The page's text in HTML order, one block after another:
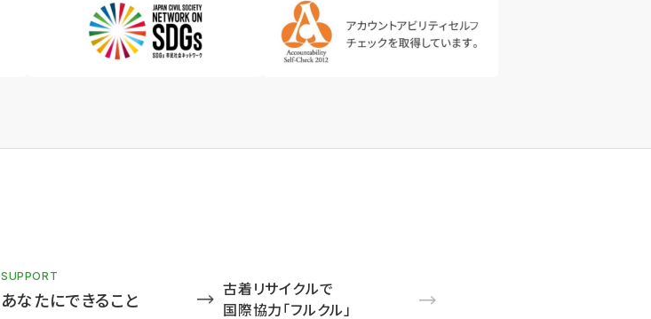
SUPPORT
あなたにできること
古着リサイクルで
国際協力「フルクル」